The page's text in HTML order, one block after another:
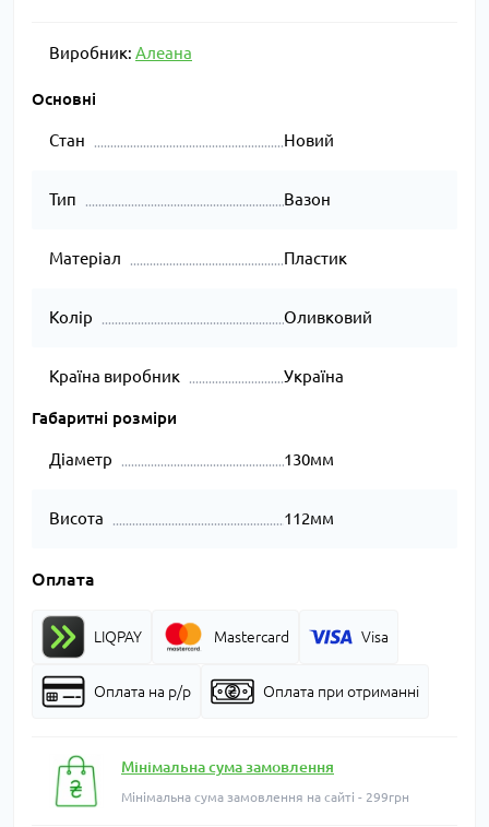
Виробник: Алеана
Основні
Стан Новий
Тип Вазон
Матеріал Пластик
Колір Оливковий
Країна виробник Україна
Габаритні розміри
Діаметр 130мм
Висота 112мм
Оплата
LIQPAY Mastercard Visa
Оплата на р/р Оплата при отриманні
Мінімальна сума замовлення
Мінімальна сума замовлення на сайті - 299грн